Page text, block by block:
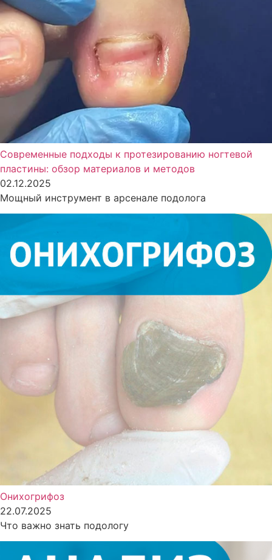
Современные подходы к протезированию ногтевой
пластины: обзор материалов и методов
02.12.2025
Мощный инструмент в арсенале подолога
Онихогрифоз
22.07.2025
Что важно знать подологу